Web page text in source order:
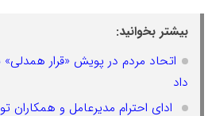
بیشتر بخوانید:
اتحاد مردم در پویش «قرار همدلی»
داد
ادای احترام مدیرعامل و همکاران